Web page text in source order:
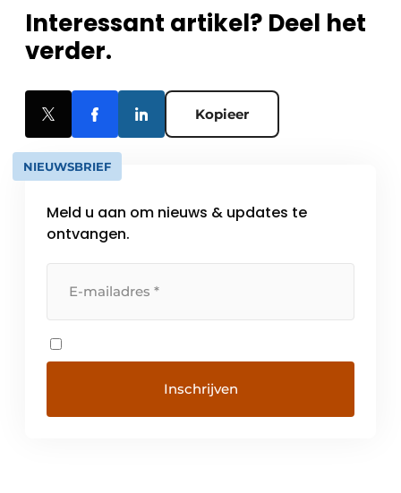
Interessant artikel? Deel het
verder.
Kopieer
NIEUWSBRIEF
Meld u aan om nieuws & updates te
ontvangen.